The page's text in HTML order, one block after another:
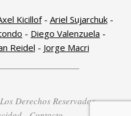
Kicillof- Ariel Sujarchuk-
- Diego Valenzuela -
Reidel - Jorge Macri
Derechos Reservados -